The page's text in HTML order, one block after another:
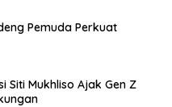
Pemuda Perkuat
Siti Mukhliso Ajak Gen Z